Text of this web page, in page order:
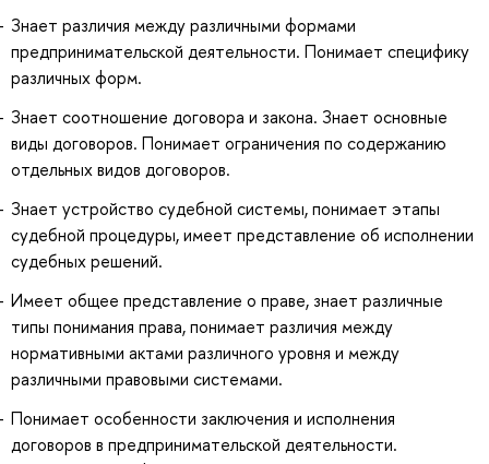
Знает различия между различными формами
предпринимательской деятельности. Понимает специфику
различных форм.
Знает соотношение договора и закона. Знает основные
виды договоров. Понимает ограничения по содержанию
отдельных видов договоров.
Знает устройство судебной системы, понимает этапы
судебной процедуры, имеет представление об исполнении
судебных решений.
Имеет общее представление о праве, знает различные
типы понимания права, понимает различия между
нормативными актами различного уровня и между
различными правовыми системами.
Понимает особенности заключения и исполнения
договоров в предпринимательской деятельности.